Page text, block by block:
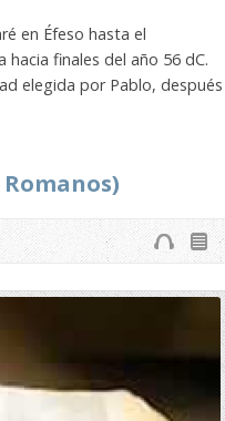
en Éfeso hasta el
finales del año 56 dC.
elegida por Pablo, después